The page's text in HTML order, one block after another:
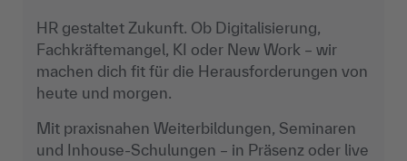
HR gestaltet Zukunft. Ob Digitalisierung,
Fachkräftemangel, KI oder New Work – wir
machen dich fit für die Herausforderungen von
heute und morgen.
Mit praxisnahen Weiterbildungen, Seminaren
und Inhouse-Schulungen – in Präsenz oder live